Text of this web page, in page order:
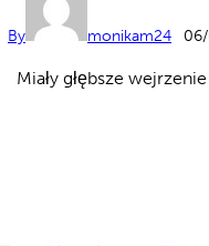
By monikam24
Miały głębsze